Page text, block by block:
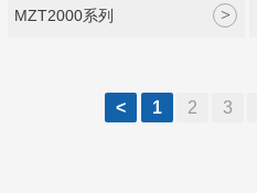
MZT2000系列 >
< 1 2 3